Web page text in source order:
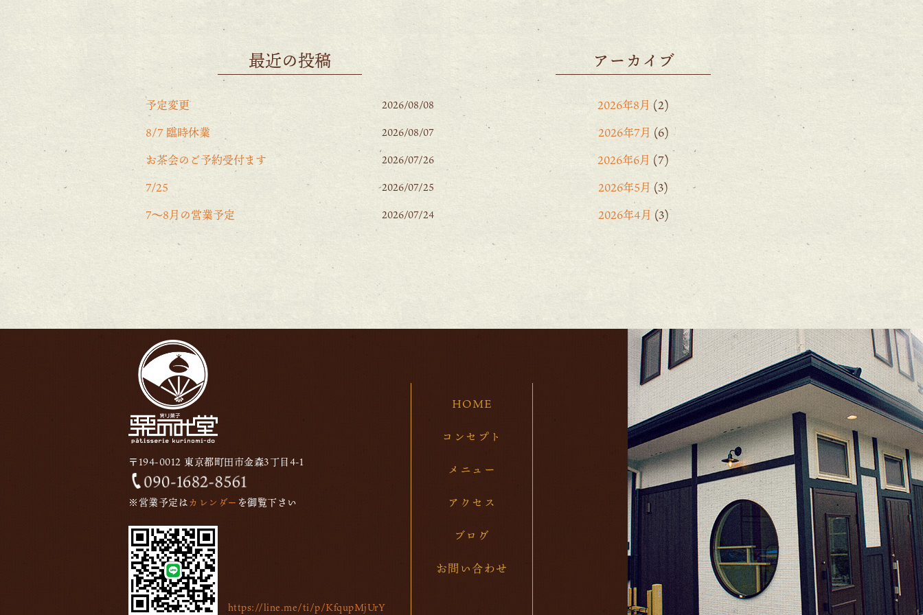
最近の投稿
予定変更 2026/08/08
8/7 臨時休業 2026/08/07
お茶会のご予約受付ます 2026/07/26
7/25 2026/07/25
7〜8月の営業予定 2026/07/24
アーカイブ
2026年8月 (2)
2026年7月 (6)
2026年6月 (7)
2026年5月 (3)
2026年4月 (3)
2026年3月
2026年2月
2025年12月(15)
2025年11月(8)
2025年10月(6)
2025年9月(11)
2025年8月(11)
2025年7月(12)
2025年6月(13)
2024年12月(1)
2024年10月 (1)
(1)
2023年5月(1)
〒194-0012 東京都町田市金森3丁目4-1
※営業予定はカレンダー を御覧下さい
https://line.me/ti/p/KfqupMjUrY
HOME
コンセプト
メニュー
アクセス
ブログ
お問い合わせ